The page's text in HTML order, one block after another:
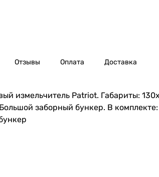
Отзывы Оплата Доставка
измельчитель Patriot. Габариты:
заборный бункер. В